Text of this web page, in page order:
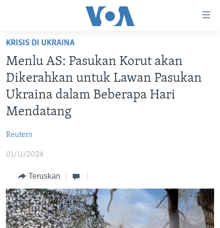
Akses
Lanjut
ke
Konten
Utama
Lanjut
ke
Navigasi
Lanjut
Pencarian
BERANDA
DUNIA
VIDEO
POLYGRAPH
Learning English
IKUTI KAMI
Bahasa-bahasa
KRISIS DI UKRAINA
Menlu AS: Pasukan Korut akan
Dikerahkan untuk Lawan Pasukan
Ukraina dalam Beberapa Hari
Mendatang
Reuters
01/11/2024
Teruskan